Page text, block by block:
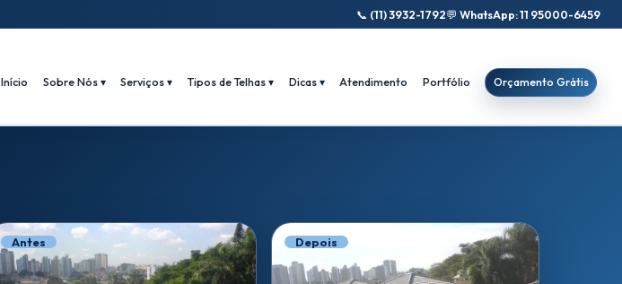
📞 (11) 3932-1792💬 WhatsApp: 11 95000-6459
Início Sobre Nós ▾ Serviços ▾ Tipos de Telhas ▾ Dicas ▾ Atendimento Portfólio Orçamento Grátis
Antes Depois